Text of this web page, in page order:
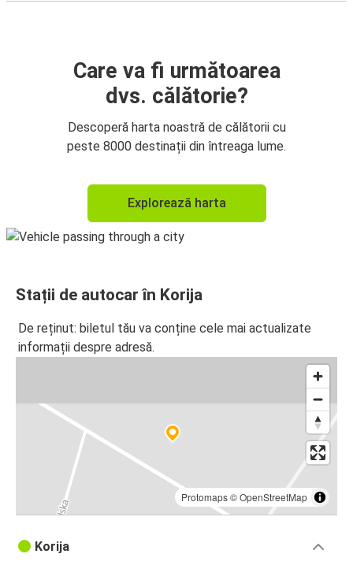
Care va fi următoarea
dvs. călătorie?
Descoperă harta noastră de călătorii cu
peste 8000 destinații din întreaga lume.
Explorează harta
Stații de autocar în Korija
De reținut: biletul tău va conține cele mai actualizate
informații despre adresă.
Protomaps©OpenStreetMap
Korija